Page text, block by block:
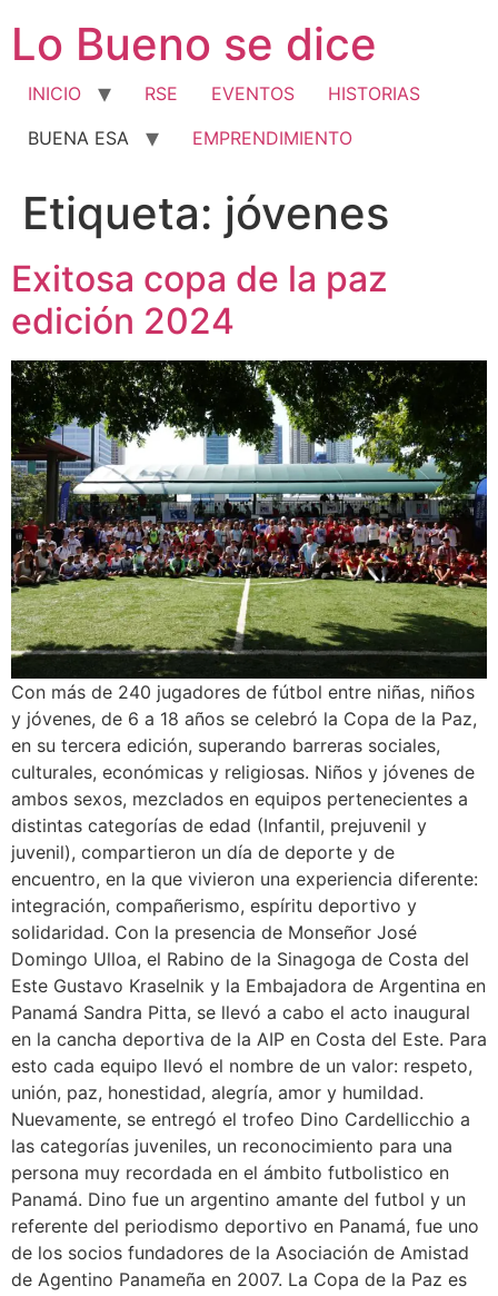
contenido
Lo Bueno se dice
INICIO RSE EVENTOS
HISTORIAS
BUENA ESA
EMPRENDIMIENTO
Etiqueta: jóvenes
Exitosa copa de la paz
edición 2024
Con más de 240 jugadores de fútbol entre niñas, niños
y jóvenes, de 6 a 18 años se celebró la Copa de la Paz,
en su tercera edición, superando barreras sociales,
culturales, económicas y religiosas. Niños y jóvenes de
ambos sexos, mezclados en equipos pertenecientes a
distintas categorías de edad (Infantil, prejuvenil y
juvenil), compartieron un día de deporte y de
encuentro, en la que vivieron una experiencia diferente:
integración, compañerismo, espíritu deportivo y
solidaridad. Con la presencia de Monseñor José
Domingo Ulloa, el Rabino de la Sinagoga de Costa del
Este Gustavo Kraselnik y la Embajadora de Argentina en
Panamá Sandra Pitta, se llevó a cabo el acto inaugural
en la cancha deportiva de la AIP en Costa del Este. Para
esto cada equipo llevó el nombre de un valor: respeto,
unión, paz, honestidad, alegría, amor y humildad.
Nuevamente, se entregó el trofeo Dino Cardellicchio a
las categorías juveniles, un reconocimiento para una
persona muy recordada en el ámbito futbolistico en
Panamá. Dino fue un argentino amante del futbol y un
referente del periodismo deportivo en Panamá, fue uno
de los socios fundadores de la Asociación de Amistad
de Agentino Panameña en 2007. La Copa de la Paz es